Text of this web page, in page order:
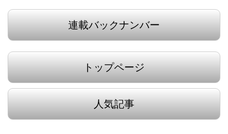
連載バックナンバー
トップページ
人気記事